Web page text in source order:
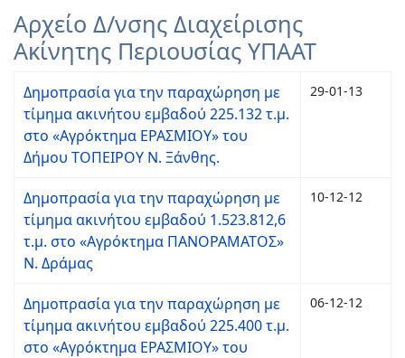
Αρχείο Δ/νσης Διαχείρισης
Ακίνητης Περιουσίας ΥΠΑΑΤ
Δημοπρασία για την παραχώρηση με
τίμημα ακινήτου εμβαδού 225.132 τ.μ.
στο «Αγρόκτημα ΕΡΑΣΜΙΟΥ» του
Δήμου ΤΟΠΕΙΡΟΥ Ν. Ξάνθης.
29-01-13
Δημοπρασία για την παραχώρηση με
τίμημα ακινήτου εμβαδού 1.523.812,6
τ.μ. στο «Αγρόκτημα ΠΑΝΟΡΑΜΑΤΟΣ»
Ν. Δράμας
10-12-12
Δημοπρασία για την παραχώρηση με
τίμημα ακινήτου εμβαδού 225.400 τ.μ.
στο «Αγρόκτημα ΕΡΑΣΜΙΟΥ» του
06-12-12